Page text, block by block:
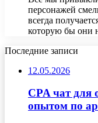
персонажей
всегда
которую бы они
Последние записи
12.05.2026
CPA чат для
опытом по